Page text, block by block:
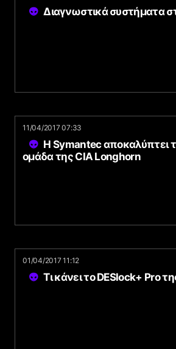
Διαγνωστικά συστήματα
11/04/2017 07:33
Η Symantec αποκαλύπτει
ομάδα της CIA Longhorn
01/04/2017 11:12
Τι κάνει το DESlock+ Pro